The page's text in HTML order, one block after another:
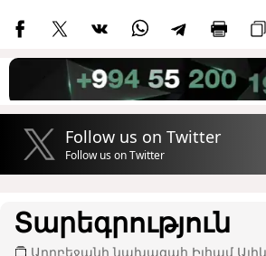
Follow us on Twitter
Follow us on Twitter
Տարեգրություն
Ադրբեջանի նախագահ Իլհամ